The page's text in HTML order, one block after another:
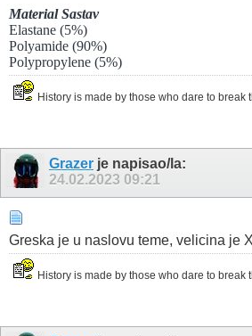
Material Sastav
Elastane (5%)
Polyamide (90%)
Polypropylene (5%)
History is made by those who dare to break
Grazer je napisao/la:
24.02.2023 09:21
Greska je u naslovu teme, velicina je
History is made by those who dare to break